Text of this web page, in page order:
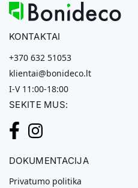
KONTAKTAI
+370 632 51053
klientai@bonideco.lt
I-V 11:00-18:00
SEKITE MUS:
DOKUMENTACIJA
Privatumo politika